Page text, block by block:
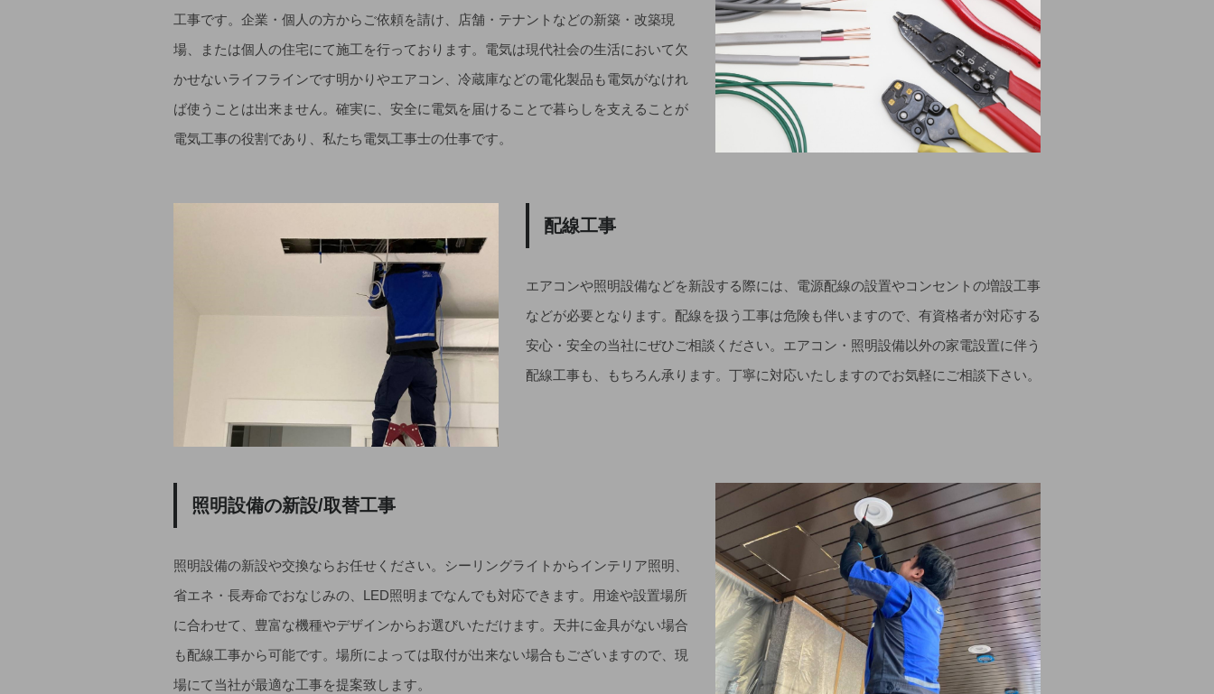
工事です。企業・個人の方からご依頼を請け、店舗・テナントなどの新築・改築現
場、または個人の住宅にて施工を行っております。電気は現代社会の生活において欠
かせないライフラインです明かりやエアコン、冷蔵庫などの電化製品も電気がなけれ
ば使うことは出来ません。確実に、安全に電気を届けることで暮らしを支えることが
電気工事の役割であり、私たち電気工事士の仕事です。
配線工事
エアコンや照明設備などを新設する際には、電源配線の設置やコンセントの増設工事
などが必要となります。配線を扱う工事は危険も伴いますので、有資格者が対応する
安心・安全の当社にぜひご相談ください。エアコン・照明設備以外の家電設置に伴う
配線工事も、もちろん承ります。丁寧に対応いたしますのでお気軽にご相談下さい。
照明設備の新設/取替工事
照明設備の新設や交換ならお任せください。シーリングライトからインテリア照明、
省エネ・長寿命でおなじみの、LED照明までなんでも対応できます。用途や設置場所
に合わせて、豊富な機種やデザインからお選びいただけます。天井に金具がない場合
も配線工事から可能です。場所によっては取付が出来ない場合もございますので、現
場にて当社が最適な工事を提案致します。